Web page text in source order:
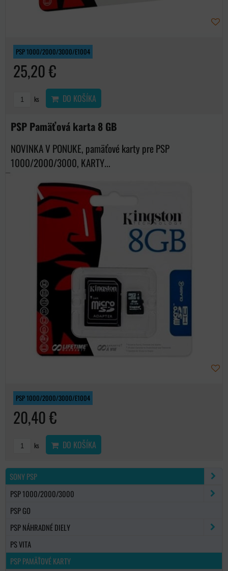
PSP 1000/2000/3000/E1004
25,20 €
ks DO KOŠÍKA
PSP Pamäťová karta 8 GB
NOVINKA V PONUKE, pamäťové karty pre PSP
1000/2000/3000, KARTY...
PSP 1000/2000/3000/E1004
20,40 €
ks DO KOŠÍKA
SONY PSP
PSP 1000/2000/3000
PSP GO
PSP NÁHRADNÉ DIELY
PS VITA
PSP PAMÄŤOVÉ KARTY